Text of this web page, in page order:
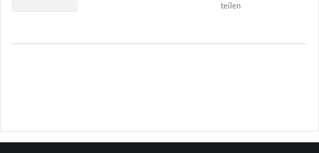
teilen
0